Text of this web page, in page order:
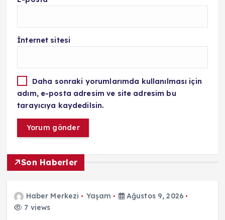
İnternet sitesi
Daha sonraki yorumlarımda kullanılması için
adım, e-posta adresim ve site adresim bu
tarayıcıya kaydedilsin.
Son Haberler
Haber Merkezi Yaşam
Ağustos 9, 2026
7 views